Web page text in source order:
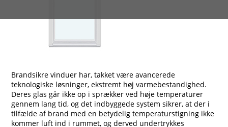
Brandsikre vinduer har, takket være avancerede
teknologiske løsninger, ekstremt høj varmebestandighed.
Deres glas går ikke op i sprækker ved høje temperaturer
gennem lang tid, og det indbyggede system sikrer, at der i
tilfælde af brand med en betydelig temperaturstigning ikke
kommer luft ind i rummet, og derved undertrykkes